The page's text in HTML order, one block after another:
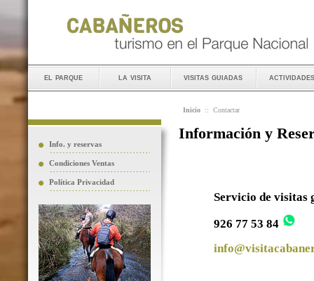
el parque la visita visitas guiadas actividades
Info. y reservas
Condiciones Ventas
Política Privacidad
Inicio :: Contactar
Información y
Servicio de visitas
926 77 53 84